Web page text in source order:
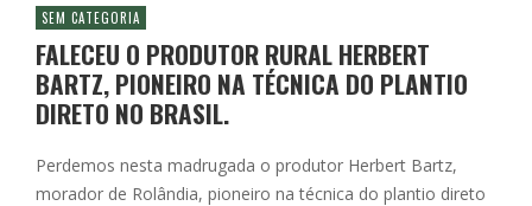
SEM CATEGORIA
FALECEU O PRODUTOR RURAL HERBERT
BARTZ, PIONEIRO NA TÉCNICA DO PLANTIO
DIRETO NO BRASIL.
Perdemos nesta madrugada o produtor Herbert Bartz,
morador de Rolândia, pioneiro na técnica do plantio direto